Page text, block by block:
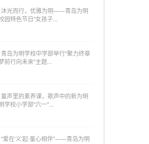
沐光而行，优雅为明——青岛为明
学校初中部校园特色节日“女孩子…
青岛为明学校中学部举行“聚力终章
战高考，逐梦前行向未来”主题…
童声里的素养课，歌声中的新为明
——青岛为明学校小学部“六一”…
“爱在‘义’起·童心相伴”——青岛为明